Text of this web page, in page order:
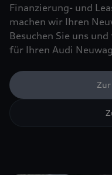
Finanzierung- und
machen wir Ihren
Besuchen Sie uns
für Ihren Audi